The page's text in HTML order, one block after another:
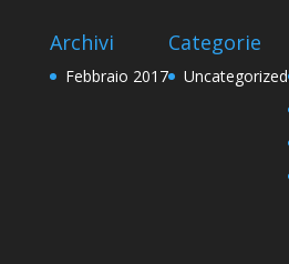
Archivi
Febbraio 2017
Categorie
Uncategorized